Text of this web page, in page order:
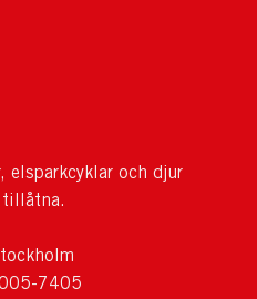
elsparkcyklar och djur
tillåtna.
7405